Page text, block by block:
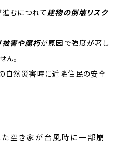
むにつれて 建物の倒壊リスク
被害や腐朽が原因で強度が著し
ん。
自然災害時に近隣住民の安全
空き家が台風時に一部崩